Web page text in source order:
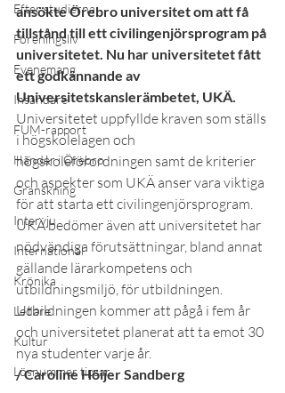
Efter studierna
Föreningsliv
Evenemang
Insändare
FUM-rapport
Händer i Örebro
Granskning
Intervju
International
Krönika
Ledare
Kultur
Lösnummer tipsar
ansökte Örebro universitet om att få
tillstånd till ett civilingenjörsprogram på
universitetet. Nu har universitetet fått
ett godkännande av
Universitetskanslerämbetet, UKÄ.
Universitetet uppfyllde kraven som ställs
i högskolelagen och
högskoleförordningen samt de kriterier
och aspekter som UKÄ anser vara viktiga
för att starta ett civilingenjörsprogram.
UKÄ bedömer även att universitetet har
nödvändiga förutsättningar, bland annat
gällande lärarkompetens och
utbildningsmiljö, för utbildningen.
Utbildningen kommer att pågå i fem år
och universitetet planerat att ta emot 30
nya studenter varje år.
/ Caroline Höijer Sandberg